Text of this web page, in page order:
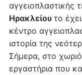
αγγειοπλαστικής
Ηρακλείου το
κέντρο
ιστορία της
Σήμερα, στο
εργαστήρια που